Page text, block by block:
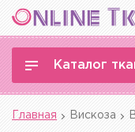
Каталог
Главная Вискоза